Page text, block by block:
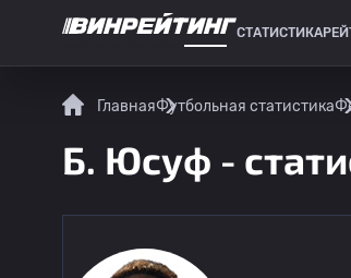
СТАТИСТИКА
ГлавнаяФутбольная статистика
Б. Юсуф -